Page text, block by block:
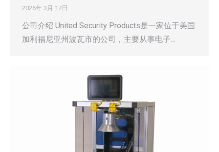
2026年 3月 17日
公司介绍 United Security Products是一家位于美国
加利福尼亚州波瓦市的公司，主要从事电子…